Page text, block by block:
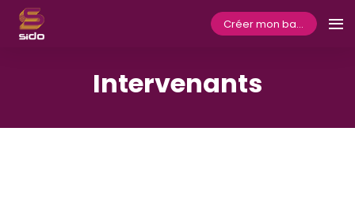
Créer mon badge
Intervenants